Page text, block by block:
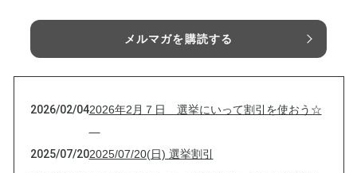
メルマガを購読する
2026/02/042026年2月７日 選挙にいって割引を使おう☆
2025/07/202025/07/20(日) 選挙割引